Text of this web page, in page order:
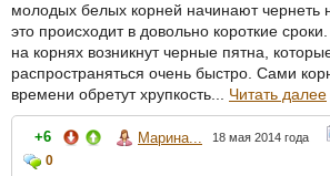
молодых белых корней начинают чернеть
это происходит в довольно короткие
на корнях возникнут черные пятна,
распространяться очень быстро. Сами
времени обретут хрупкость... Читать далее
+6 Марина... 18 мая 2014 года
0